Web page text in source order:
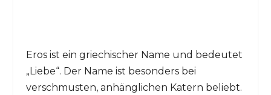
Eros ist ein griechischer Name und bedeutet
„Liebe“. Der Name ist besonders bei
verschmusten, anhänglichen Katern beliebt.